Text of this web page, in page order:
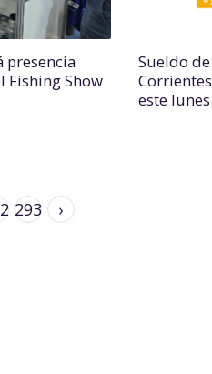
presencia
Fishing Show
Sueldo
este
293 ›